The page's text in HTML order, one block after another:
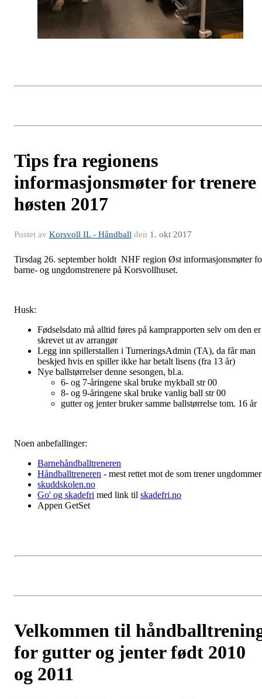
Tips fra regionens
informasjonsmøter for trenere
høsten 2017
Postet av Korsvoll IL - Håndball den 1. okt 2017
Tirsdag 26. september holdt NHF region Øst informasjonsmøter
barne- og ungdomstrenere på Korsvollhuset.
Husk:
Fødselsdato må alltid føres på kamprapporten selv om den er
skrevet ut av arrangør
Legg inn spillerstallen i TurneringsAdmin (TA), da får man
beskjed hvis en spiller ikke har betalt lisens (fra 13 år)
Nye ballstørrelser denne sesongen, bl.a.
6- og 7-åringene skal bruke mykball str 00
8- og 9-åringene skal bruke vanlig ball str 00
gutter og jenter bruker samme ballstørrelse tom. 16 år
Noen anbefallinger:
Barnehåndballtreneren
Håndballtreneren - mest rettet mot de som trener ungdommer
skuddskolen.no
Go' og skadefri med link til skadefri.no
Appen GetSet
Velkommen til
for gutter og jenter født 2010
og 2011